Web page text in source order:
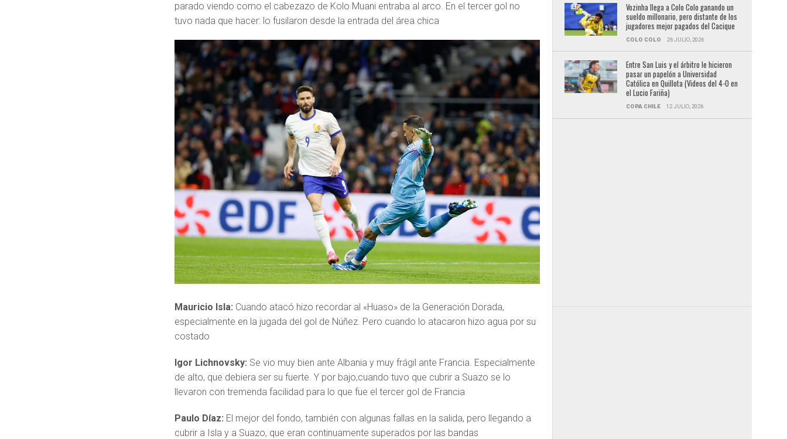
parado viendo como el cabezazo de Kolo Muani entraba al arco. En el tercer gol no
tuvo nada que hacer: lo fusilaron desde la entrada del área chica
Mauricio Isla: Cuando atacó hizo recordar al «Huaso» de la Generación Dorada,
especialmente en la jugada del gol de Núñez. Pero cuando lo atacaron hizo agua por su
costado
Igor Lichnovsky: Se vio muy bien ante Albania y muy frágil ante Francia. Especialmente
de alto, que debiera ser su fuerte. Y por bajo,cuando tuvo que cubrir a Suazo se lo
llevaron con tremenda facilidad para lo que fue el tercer gol de Francia
Paulo Díaz: El mejor del fondo, también con algunas fallas en la salida, pero llegando a
cubrir a Isla y a Suazo, que eran continuamente superados por las bandas
Vozinha llega a Colo Colo ganando un
sueldo millonario, pero distante de los
jugadores mejor pagados del Cacique
COLO COLO 26 JULIO, 2026
Entre San Luis y el árbitro le hicieron
pasar un papelón a Universidad
Católica en Quillota (Videos del 4-0 en
el Lucio Fariña)
COPA CHILE 12 JULIO, 2026